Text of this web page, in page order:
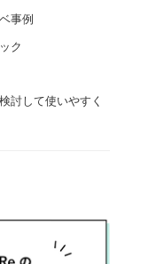
事例
ク
討して使いやすく